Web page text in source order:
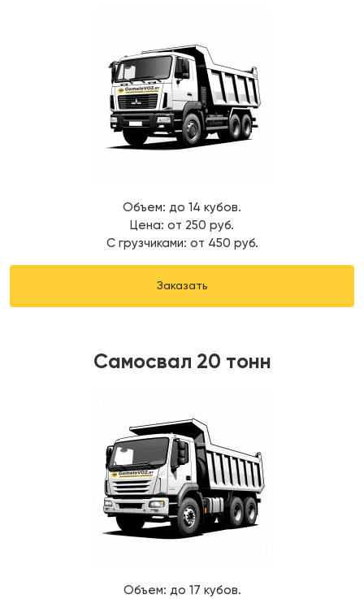
Объем: до 14 кубов.
Цена: от 250 руб.
С грузчиками: от 450 руб.
Заказать
Самосвал 20 тонн
Объем: до 17 кубов.